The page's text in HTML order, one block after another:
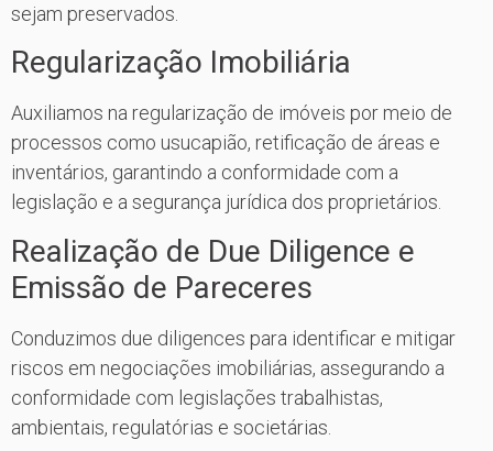
sejam preservados.
Regularização Imobiliária
Auxiliamos na regularização de imóveis por meio de
processos como usucapião, retificação de áreas e
inventários, garantindo a conformidade com a
legislação e a segurança jurídica dos proprietários.
Realização de Due Diligence e
Emissão de Pareceres
Conduzimos due diligences para identificar e mitigar
riscos em negociações imobiliárias, assegurando a
conformidade com legislações trabalhistas,
ambientais, regulatórias e societárias.